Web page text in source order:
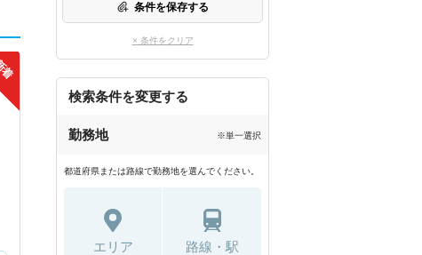
条件を保存する
× 条件をクリア
検索条件を変更する
勤務地 ※単一選択
都道府県または路線で勤務地を選んでください。
エリア 路線・駅